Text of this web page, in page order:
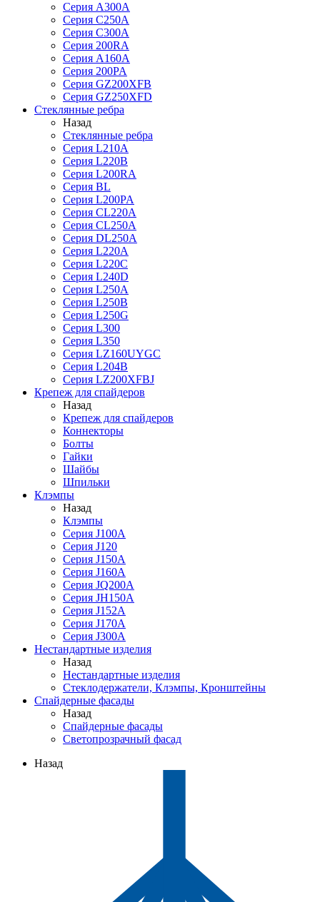
Серия А300А
Серия С250A
Серия С300A
Серия 200RA
Серия А160A
Серия 200PA
Серия GZ200XFB
Серия GZ250XFD
Стеклянные ребра
Назад
Стеклянные ребра
Серия L210А
Серия L220В
Серия L200RA
Серия BL
Серия L200PA
Серия CL220A
Серия CL250A
Серия DL250A
Серия L220A
Серия L220C
Серия L240D
Серия L250A
Серия L250B
Серия L250G
Серия L300
Серия L350
Серия LZ160UYGC
Серия L204B
Серия LZ200XFBJ
Крепеж для спайдеров
Назад
Крепеж для спайдеров
Коннекторы
Болты
Гайки
Шайбы
Шпильки
Клэмпы
Назад
Клэмпы
Серия J100A
Серия J120
Серия J150A
Серия J160A
Серия JQ200A
Серия JH150A
Серия J152A
Серия J170A
Серия J300A
Нестандартные изделия
Назад
Нестандартные изделия
Стеклодержатели, Клэмпы, Кронштейны
Спайдерные фасады
Назад
Спайдерные фасады
Светопрозрачный фасад
Назад